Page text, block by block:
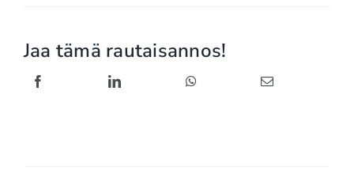
Jaa tämä rautaisannos!